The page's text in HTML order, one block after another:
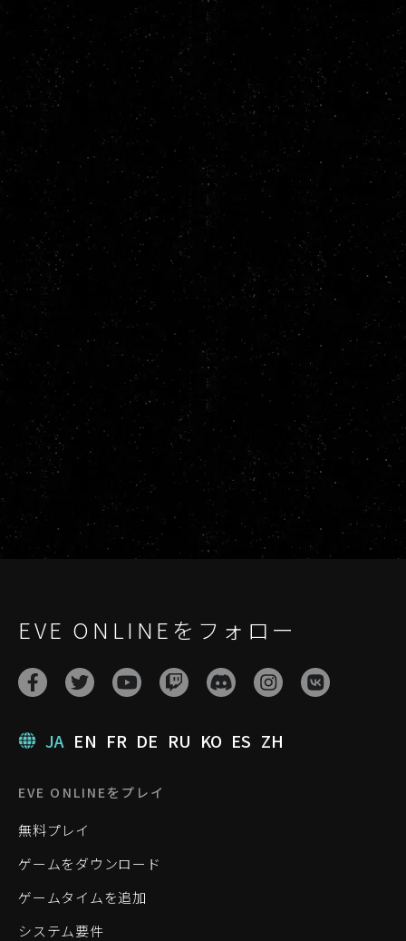
EVE ONLINEをフォロー
JA EN FR DE RU KO ES ZH
EVE ONLINEをプレイ
無料プレイ
ゲームをダウンロード
ゲームタイムを追加
システム要件